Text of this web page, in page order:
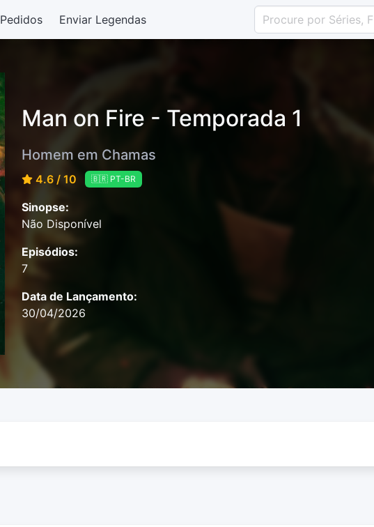
Pedidos Enviar Legendas
Man on Fire - Temporada 1
Homem em Chamas
4.6 / 10 🇧🇷 PT-BR
Sinopse:
Não Disponível
Episódios:
7
Data de Lançamento:
30/04/2026